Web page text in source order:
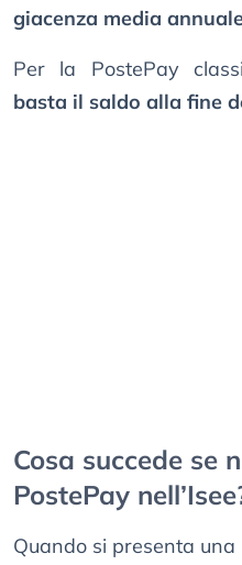
giacenza media
Per la PostePay
basta il saldo alla fine
Cosa succede se
PostePay
Quando si presenta